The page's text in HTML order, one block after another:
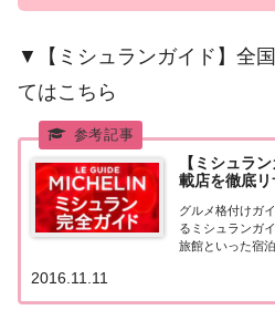
▼【ミシュランガイド】全
てはこちら
【ミシュラ
載店を徹底リ
グルメ格付けガ
るミシュランガ
旅館といった宿
本版としては、
ド東京版2008」
2016.11.11